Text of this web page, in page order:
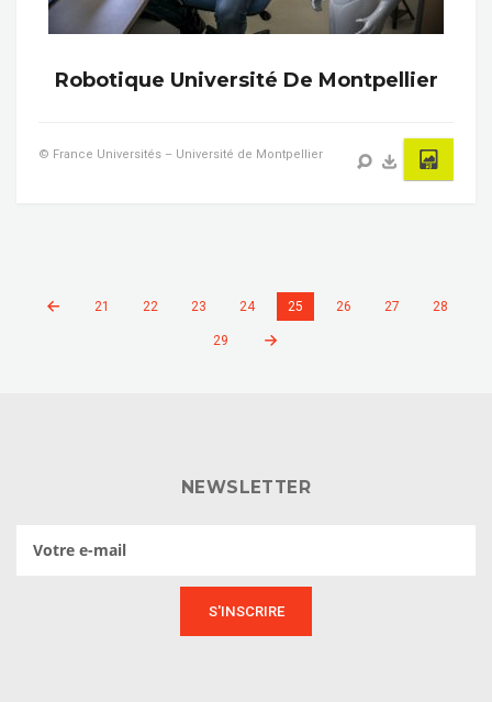
Robotique Université De Montpellier
© France Universités – Université de Montpellier
21 22 23 24 25 26 27 28
29
NEWSLETTER